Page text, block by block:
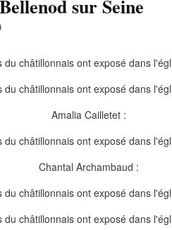
sur Seine
Amalia Cailletet :
Chantal Archambaud :